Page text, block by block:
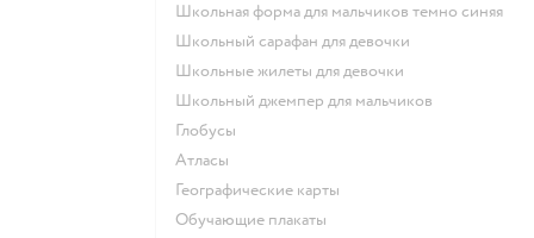
Школьная форма для мальчиков темно синяя
Школьный сарафан для девочки
Школьные жилеты для девочки
Школьный джемпер для мальчиков
Глобусы
Атласы
Географические карты
Обучающие плакаты